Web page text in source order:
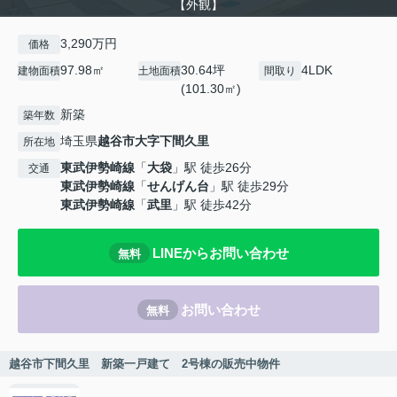
【外観】
価格 3,290万円
建物面積97.98㎡ 土地面積30.64坪
(101.30㎡)
間取り 4LDK
築年数 新築
所在地 埼玉県越谷市大字下間久里
交通 東武伊勢崎線 「大袋 」駅 徒歩26分
東武伊勢崎線 「せんげん台 」駅 徒歩29分
東武伊勢崎線 「武里 」駅 徒歩42分
無料 LINEからお問い合わせ
無料 お問い合わせ
越谷市下間久里 新築一戸建て 2号棟の販売中物件